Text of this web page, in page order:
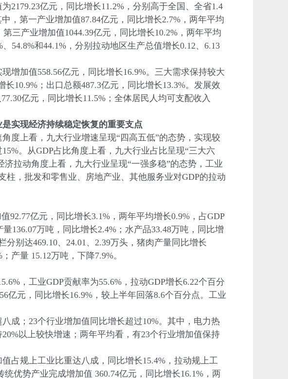
亿元，同比增长11.2%，分别高于全国、全省1.4
，第一产业增加值87.84亿元，同比增长2.7%，两年平均
三产业增加值1044.39亿元，同比增长10.2%，两年平均
54.8%和44.1%，分别拉动地区生产总值增长0.12、6.13
加值558.56亿元，同比增长16.9%。三大需求保持较大
10.9%；出口总额487.3亿元，同比增长13.3%。发展效
亿元，同比增长11.5%；全体居民人均可支配收入
实现经济持续稳定恢复的重要支点
上看，九大行业增速呈现“四高五低”的态势，实现较
。从GDP占比角度上看，九大行业占比呈现“三大六
拉动角度上看，九大行业呈现“一强多稳”的态势，工业
，批发和零售业、房地产业、其他服务业对GDP的拉动
亿元，同比增长3.1%，两年平均增长0.9%，占GDP
136.07万吨，同比增长2.4%；水产品33.48万吨，同比增
别达469.10、24.01、2.39万头，猪肉产量同比增长
产量 15.12万吨，下降7.9%。
，工业GDP贡献率为55.6%，拉动GDP增长6.22个百分
亿元，同比增长16.9%，较上半年回落8.6个百分点。工业
成；23个行业增加值同比增长超过10%。其中，电力热
以上较快增速；两年平均看，有23个行业增加值保持
占规上工业比重达八成，同比增长15.4%，拉动规上工
优势产业完成增加值 360.74亿元，同比增长16.1%，两